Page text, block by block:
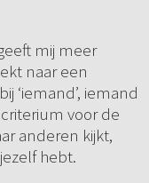
mij meer
naar een
‘iemand’, iemand
voor de
anderen kijkt,
hebt.